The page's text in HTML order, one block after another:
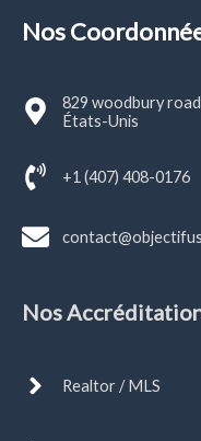
Nos
829 woodbury
États-Unis
+1 (407) 408-0176
Nos
Realtor / MLS